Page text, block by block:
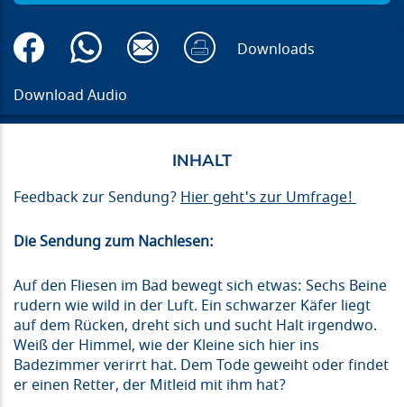
Downloads
Download Audio
Feedback zur Sendung? Hier geht's zur Umfrage!
Die Sendung zum Nachlesen:
Auf den Fliesen im Bad bewegt sich etwas: Sechs Beine
rudern wie wild in der Luft. Ein schwarzer Käfer liegt
auf dem Rücken, dreht sich und sucht Halt irgendwo.
Weiß der Himmel, wie der Kleine sich hier ins
Badezimmer verirrt hat. Dem Tode geweiht oder findet
er einen Retter, der Mitleid mit ihm hat?